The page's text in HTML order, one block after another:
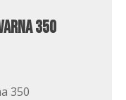
350
350